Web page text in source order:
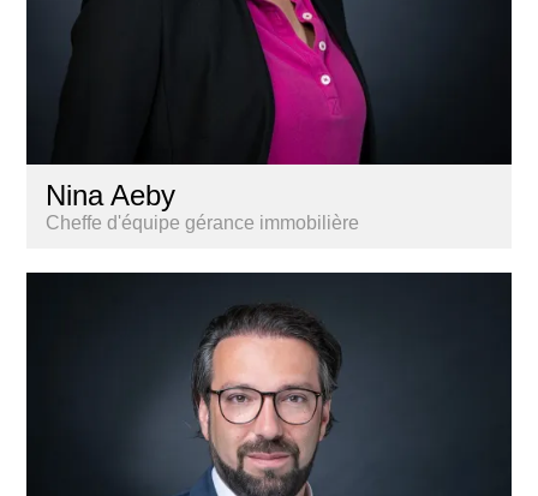
Nina Aeby
Cheffe d'équipe gérance immobilière